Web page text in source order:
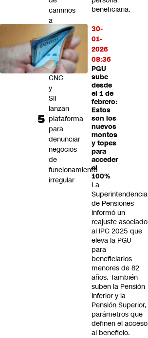
beneficiaria.
30-
01-
2026
08:36
PGU
sube
desde
el 1 de
febrero:
Estos
son los
nuevos
montos
y topes
para
acceder
al
100%
La
Superintendencia
de Pensiones
informó un
reajuste asociado
al IPC 2025 que
eleva la PGU
para
beneficiarios
menores de 82
años. También
suben la Pensión
Inferior y la
Pensión Superior,
parámetros que
definen el acceso
al beneficio.
caminos
a
la
montaña
"Sin
Fachadas":
CNC
y
SII
lanzan
plataforma
para
denunciar
negocios
de
funcionamiento
irregular